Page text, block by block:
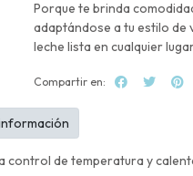
Porque te brinda
adaptándose a tu estilo de
leche lista en cualquier
Compartir en:
de temperatura y